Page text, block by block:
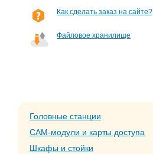
Как сделать заказ на сайте?
Файловое хранилище
Головные станции
CAM-модули и карты доступа
Шкафы и стойки